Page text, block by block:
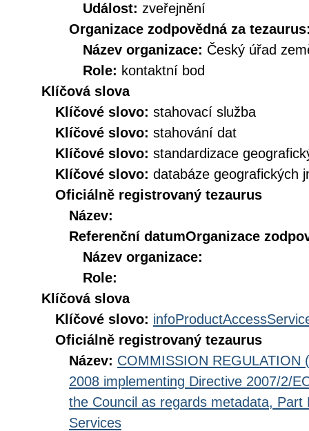
Událost: zveřejnění
Organizace zodpovědná za
Název organizace: Český úřad
Role: kontaktní bod
Klíčová slova
Klíčové slovo: stahovací služba
Klíčové slovo: stahování dat
Klíčové slovo: standardizace
Klíčové slovo: databáze geografických
Oficiálně registrovaný tezaurus
Název:
Referenční datumOrganizace
Název organizace:
Role:
Klíčová slova
Klíčové slovo:
Oficiálně registrovaný tezaurus
Název: COMMISSION REGULATION
2008 implementing Directive 2007/2/
the Council as regards metadata,
Services